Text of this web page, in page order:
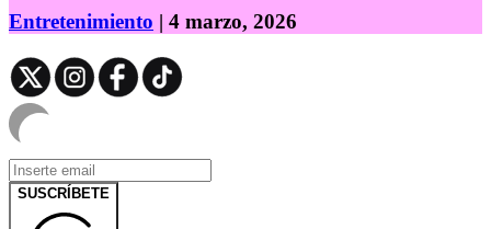
Entretenimiento | 4 marzo, 2026
SUSCRÍBETE